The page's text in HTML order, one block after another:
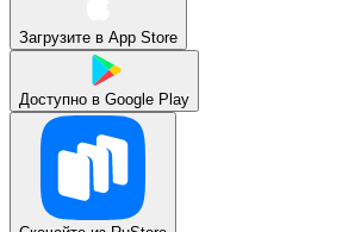
Загрузите в App Store
Доступно в Google Play